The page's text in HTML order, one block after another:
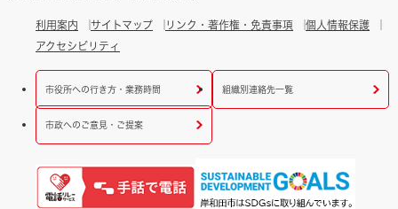
利用案内 サイトマップ リンク・著作権・免責事項
個人情報保護
アクセシビリティ
市役所への行き方・業務時間 組織別連絡先一覧
市政へのご意見・ご提案